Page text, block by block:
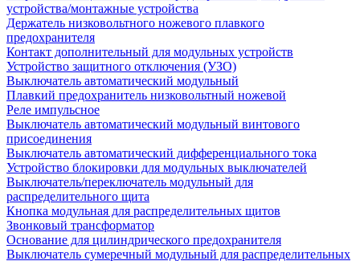
устройства/монтажные устройства
Держатель низковольтного ножевого плавкого
предохранителя
Контакт дополнительный для модульных устройств
Устройство защитного отключения (УЗО)
Выключатель автоматический модульный
Плавкий предохранитель низковольтный ножевой
Реле импульсное
Выключатель автоматический модульный винтового
присоединения
Выключатель автоматический дифференциального тока
Устройство блокировки для модульных выключателей
Выключатель/переключатель модульный для
распределительного щита
Кнопка модульная для распределительных щитов
Звонковый трансформатор
Основание для цилиндрического предохранителя
Выключатель сумеречный модульный для распределительных